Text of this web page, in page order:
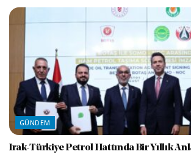
GÜNDEM
Irak-Türkiye Petrol Hattında Bir Yıllık